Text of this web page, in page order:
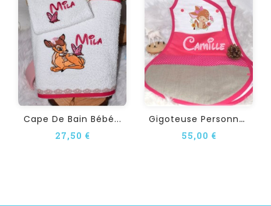
Cape De Bain Bébé...
27,50 €
G
Igoteuse Personnalisée FAON
55,00 €